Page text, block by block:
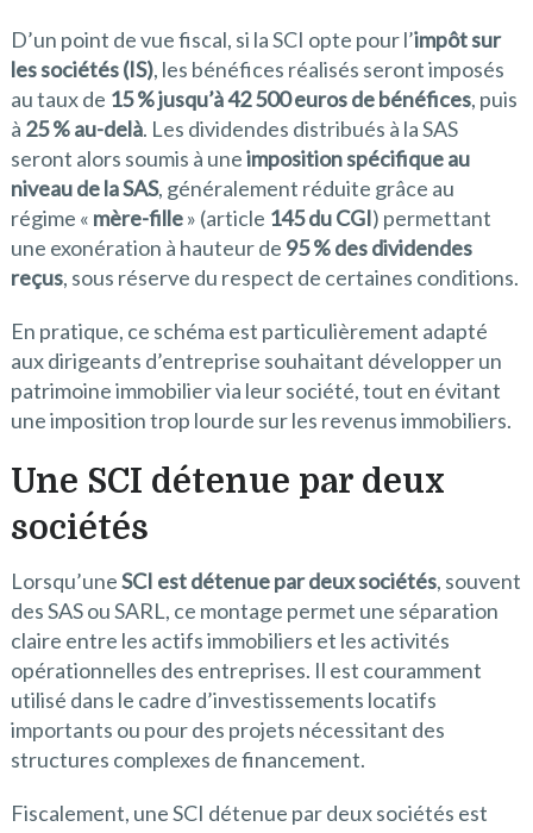
D’un point de vue fiscal, si la SCI opte pour l’impôt sur
les sociétés (IS), les bénéfices réalisés seront imposés
au taux de 15 % jusqu’à 42 500 euros de bénéfices, puis
à 25 % au-delà. Les dividendes distribués à la SAS
seront alors soumis à uneimposition spécifique au
niveau de la SAS, généralement réduite grâce au
régime « mère-fille» (article 145 du CGI) permettant
une exonération à hauteur de 95 % des dividendes
reçus, sous réserve du respect de certaines conditions.
En pratique, ce schéma est particulièrement adapté
aux dirigeants d’entreprise souhaitant développer un
patrimoine immobilier via leur société, tout en évitant
une imposition trop lourde sur les revenus immobiliers.
Une SCI détenue par deux
sociétés
Lorsqu’uneSCI est détenue par deux sociétés, souvent
des SAS ou SARL, ce montage permet une séparation
claire entre les actifs immobiliers et les activités
opérationnelles des entreprises. Il est couramment
utilisé dans le cadre d’investissements locatifs
importants ou pour des projets nécessitant des
structures complexes de financement.
Fiscalement, une SCI détenue par deux sociétés est